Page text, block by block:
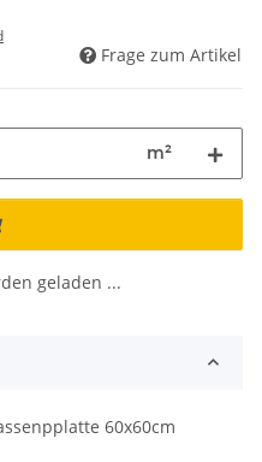
Frage zum Artikel
m²
geladen ...
60x60cm